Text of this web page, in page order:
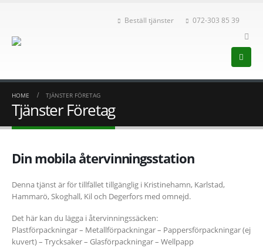
Beställ tjänster 072-303 85 39
HOME TJÄNSTER FÖRETAG
Tjänster Företag
Din mobila återvinningsstation
Denna tjänst är för tillfället tillgänglig i Kristinehamn, Karlstad,
Hammarö, Skoghall, Kil och Degerfors med omnejd.
Det här kan du lägga i återvinningssäcken:
Plastförpackningar – Metallförpackningar – Pappersförpackningar (ej
kuvert) – Trycksaker – Glasförpackningar – Wellpapp